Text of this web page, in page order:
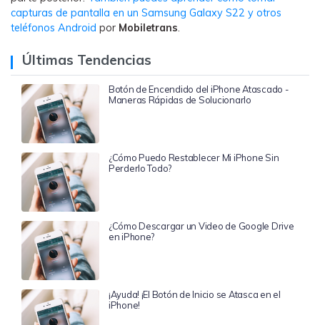
capturas de pantalla en un Samsung Galaxy S22 y otros
teléfonos Android por Mobiletrans.
Últimas Tendencias
Botón de Encendido del iPhone Atascado -
Maneras Rápidas de Solucionarlo
¿Cómo Puedo Restablecer Mi iPhone Sin
Perderlo Todo?
¿Cómo Descargar un Video de Google Drive
en iPhone?
¡Ayuda! ¡El Botón de Inicio se Atasca en el
iPhone!